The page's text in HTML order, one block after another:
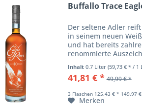
Buffallo Trace
Der seltene Adler reift
in seinem neuen
und hat bereits
renommierte
Medaillen errungen.
beeindruckende
von Buffalo Trace, der
Inhalt 0.7 Liter (59,73 € * / 1
41,81 € * 49,99 € *
3 Flaschen 125,43 € * 149,97
Merken